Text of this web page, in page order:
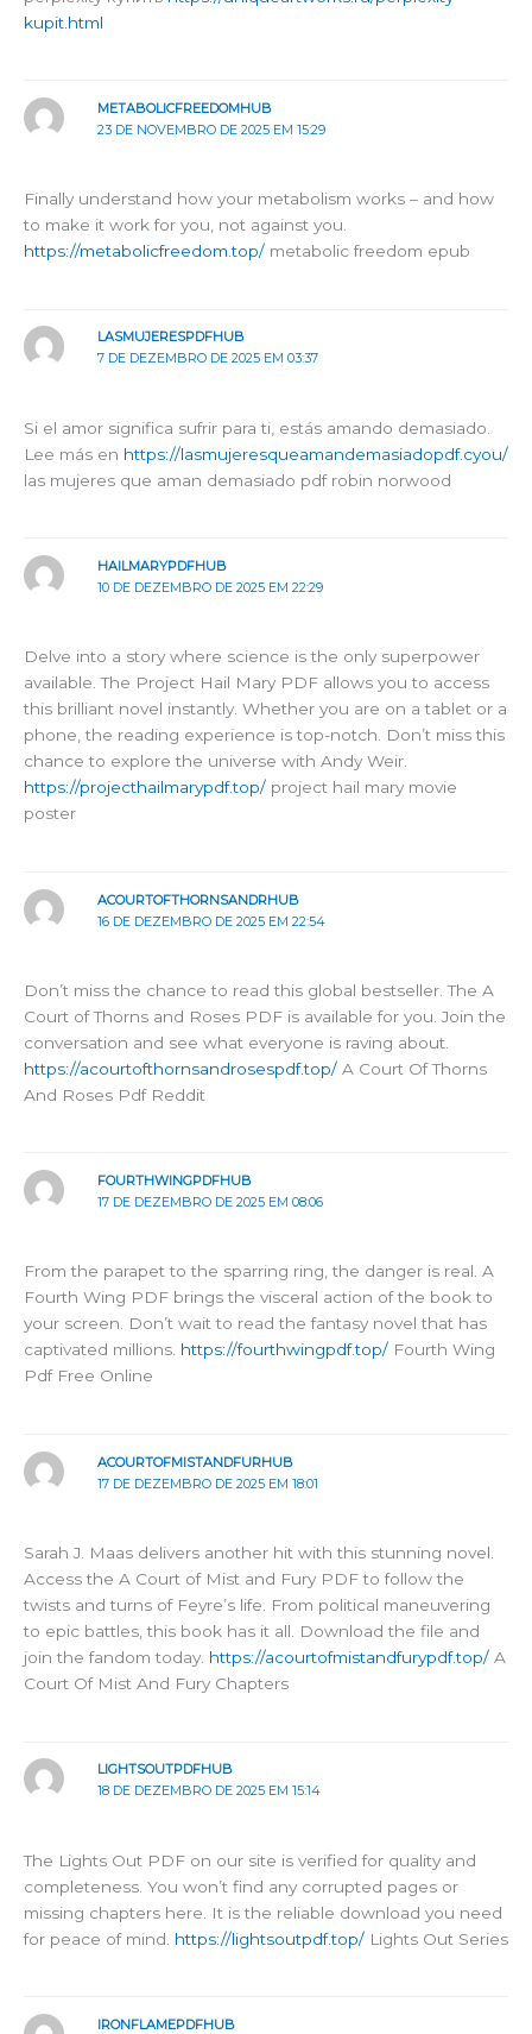
kupit.html
METABOLICFREEDOMHUB
23 DE NOVEMBRO DE 2025 EM 15:29
Finally understand how your metabolism works – and how
to make it work for you, not against you.
https://metabolicfreedom.top/ metabolic freedom epub
LASMUJERESPDFHUB
7 DE DEZEMBRO DE 2025 EM 03:37
Si el amor significa sufrir para ti, estás amando demasiado.
Lee más en https://lasmujeresqueamandemasiadopdf.cyou/
las mujeres que aman demasiado pdf robin norwood
HAILMARYPDFHUB
10 DE DEZEMBRO DE 2025 EM 22:29
Delve into a story where science is the only superpower
available. The Project Hail Mary PDF allows you to access
this brilliant novel instantly. Whether you are on a tablet or a
phone, the reading experience is top-notch. Don’t miss this
chance to explore the universe with Andy Weir.
https://projecthailmarypdf.top/ project hail mary movie
poster
ACOURTOFTHORNSANDRHUB
16 DE DEZEMBRO DE 2025 EM 22:54
Don’t miss the chance to read this global bestseller. The A
Court of Thorns and Roses PDF is available for you. Join the
conversation and see what everyone is raving about.
https://acourtofthornsandrosespdf.top/ A Court Of Thorns
And Roses Pdf Reddit
FOURTHWINGPDFHUB
17 DE DEZEMBRO DE 2025 EM 08:06
From the parapet to the sparring ring, the danger is real. A
Fourth Wing PDF brings the visceral action of the book to
your screen. Don’t wait to read the fantasy novel that has
captivated millions. https://fourthwingpdf.top/ Fourth Wing
Pdf Free Online
ACOURTOFMISTANDFURHUB
17 DE DEZEMBRO DE 2025 EM 18:01
Sarah J. Maas delivers another hit with this stunning novel.
Access the A Court of Mist and Fury PDF to follow the
twists and turns of Feyre’s life. From political maneuvering
to epic battles, this book has it all. Download the file and
join the fandom today. https://acourtofmistandfurypdf.top/ A
Court Of Mist And Fury Chapters
LIGHTSOUTPDFHUB
18 DE DEZEMBRO DE 2025 EM 15:14
The Lights Out PDF on our site is verified for quality and
completeness. You won’t find any corrupted pages or
missing chapters here. It is the reliable download you need
for peace of mind. https://lightsoutpdf.top/ Lights Out Series
IRONFLAMEPDFHUB